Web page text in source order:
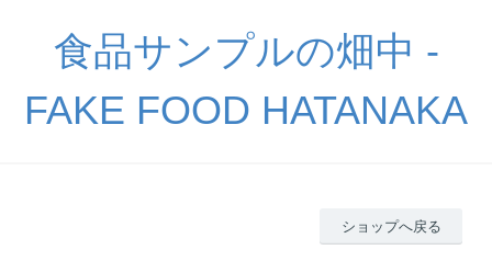
食品サンプルの畑中 -
FAKE FOOD HATANAKA
ショップへ戻る